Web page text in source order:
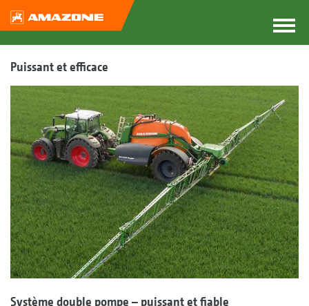
Puissant et efficace
Système double pompe – puissant et fiable